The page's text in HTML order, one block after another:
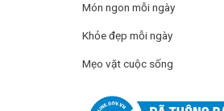
Món ngon mỗi ngày
Khỏe đẹp mỗi ngày
Mẹo vặt cuộc sống